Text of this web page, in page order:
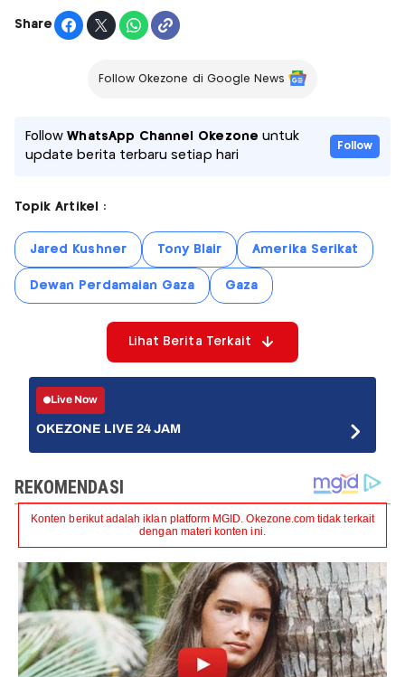
Share
Follow Okezone di Google News
FollowWhatsApp Channel Okezone untuk
update berita terbaru setiap hari
Follow
Topik Artikel :
Jared Kushner Tony Blair Amerika Serikat
Dewan Perdamaian Gaza Gaza
Lihat Berita Terkait
Live Now
OKEZONE LIVE 24 JAM